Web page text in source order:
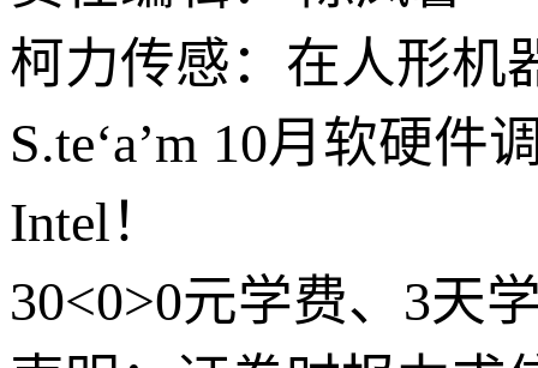
柯力传感：在人形机
S.te‘a’m 10月软硬
Intel！
30<0>0元学费、3天